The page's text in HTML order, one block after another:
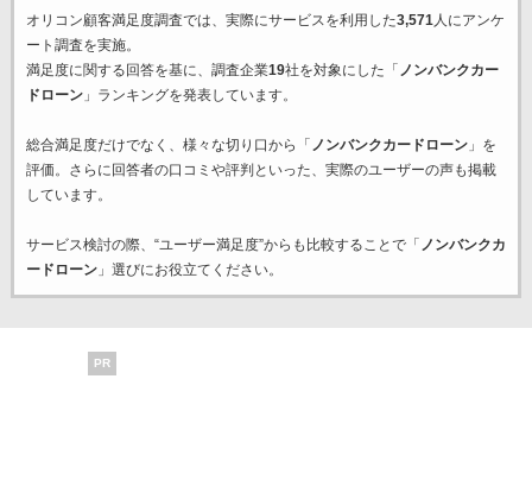
オリコン顧客満足度調査では、実際にサービスを利用した3,571人にアンケ
ート調査を実施。
満足度に関する回答を基に、調査企業19社を対象にした「 ノンバンクカー
ドローン」ランキングを発表しています。
総合満足度だけでなく、様々な切り口から「 ノンバンクカードローン」を
評価。さらに回答者の口コミや評判といった、実際のユーザーの声も掲載
しています。
サービス検討の際、“ユーザー満足度”からも比較することで「 ノンバンクカ
ードローン」選びにお役立てください。
PR